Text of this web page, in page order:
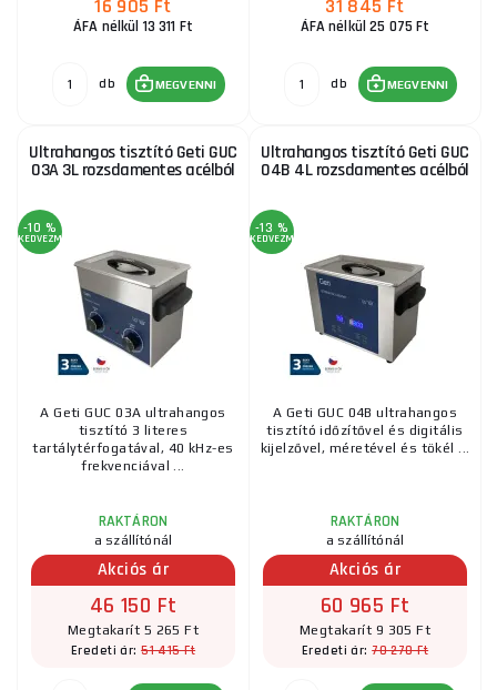
16 905 Ft
ÁFA nélkül 13 311 Ft
db MEGVENNI
31 845 Ft
ÁFA nélkül 25 075 Ft
db MEGVENNI
Ultrahangos tisztító Geti GUC
03A 3L rozsdamentes acélból
-10 %
KEDVEZMÉNY
A Geti GUC 03A ultrahangos
tisztító 3 literes
tartálytérfogatával, 40 kHz-es
frekvenciával ...
RAKTÁRON
a szállítónál
Akciós ár
46 150 Ft
Megtakarít 5 265 Ft
Eredeti ár:51 415 Ft
Ultrahangos tisztító Geti GUC
04B 4L rozsdamentes acélból
-13 %
KEDVEZMÉNY
A Geti GUC 04B ultrahangos
tisztító időzítővel és digitális
kijelzővel, méretével és tökél ...
RAKTÁRON
a szállítónál
Akciós ár
60 965 Ft
Megtakarít 9 305 Ft
Eredeti ár:70 270 Ft